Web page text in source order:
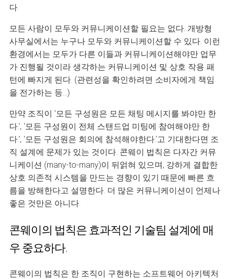
다.
모든 사람이 모두와 커뮤니케이션할 필요는 없다. 개방형
사무실에서는 누구나 모두와 커뮤니케이션할 수 있다. 이런
환경에서는 모두가 다른 이들과 커뮤니케이션해야만 업무
가 진행될 것이라 생각하는 커뮤니케이션 및 상호 작용 패
턴에 빠지게 된다. (관련성을 확인하려면 소비자에게 책임
을 전가하는 등...)
만약 조직이 '모든 구성원은 모든 채팅 메시지를 봐야만 한
다.', '모든 구성원이 전체 스탠드업 미팅에 참여해야만 한
다.', '모든 구성원은 회의에 참석해야한다.'고 기대한다면 조
직 설계에 문제가 있는 것이다. 콘웨이 법칙은 다자간 커뮤
니케이션 (many-to-many)이 뒤얽혀 있으며, 강하게 결합한
상호 의존적 시스템을 만드는 경향이 있기 때문에 빠른 흐
름을 방해한다고 설명한다. 더 많은 커뮤니케이션이 언제나
좋은 것만은 아니다.
콘웨이의 법칙은 효과적인 기술팀 설계에 매
우 중요하다.
콘웨이의 법칙은 한 조직이 구현하는 소프트웨어 아키텍처